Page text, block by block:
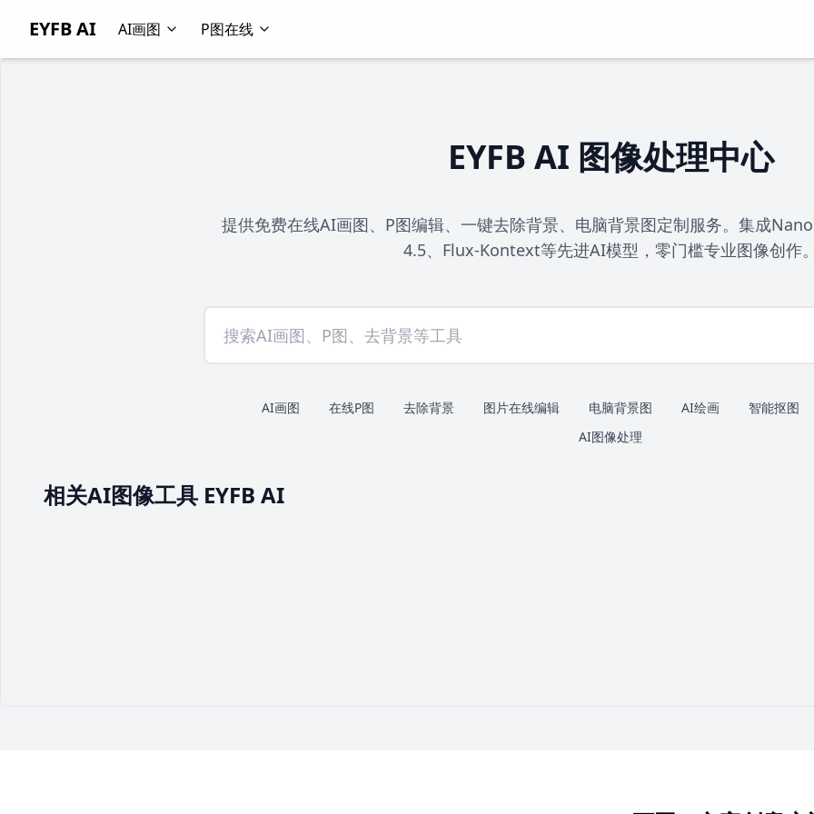
EYFB AI AI画图 P图在线
EYFB AI 图像处理中心
提供免费在线AI画图、P图编辑、一键去除背景、电脑背景图定制服务。集成
4.5、Flux-Kontext等先进AI模型，零门槛专业图像创作。
AI画图 在线P图 去除背景 图片在线编辑 电脑背景图 AI绘画 智能抠图
AI图像处理
相关AI图像工具 EYFB AI